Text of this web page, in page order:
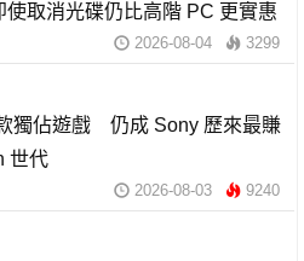
使取消光碟仍比高階 PC 更實惠
2026-08-04 3299
獨佔遊戲 仍成 Sony 歷來最賺
世代
2026-08-03 9240